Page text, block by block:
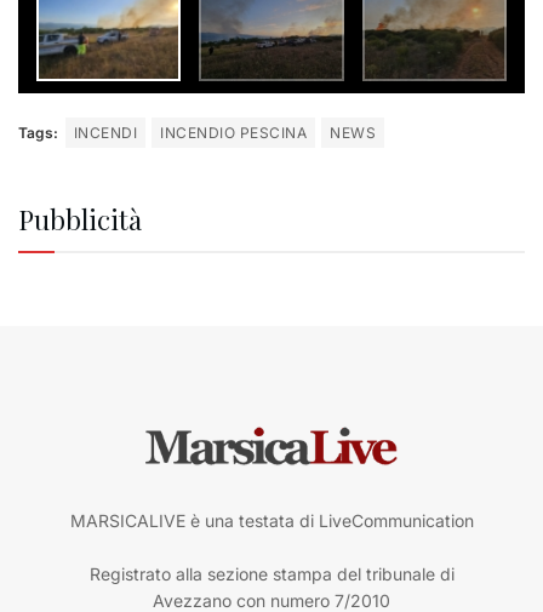
Tags: INCENDI INCENDIO PESCINA NEWS
Pubblicità
MARSICALIVE è una testata di LiveCommunication
Registrato alla sezione stampa del tribunale di
Avezzano con numero 7/2010